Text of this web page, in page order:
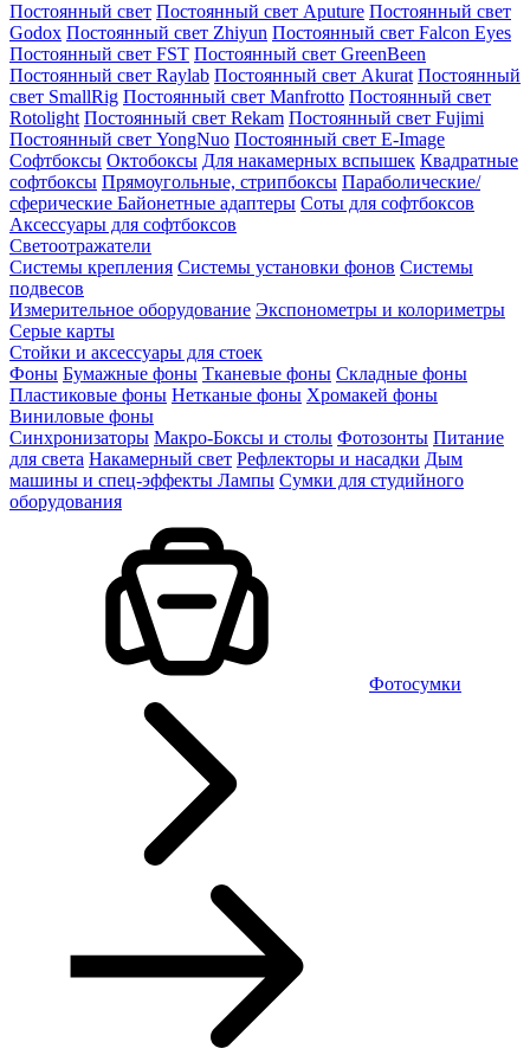
Постоянный свет Постоянный свет Aputure Постоянный свет
Godox Постоянный свет Zhiyun Постоянный свет Falcon Eyes
Постоянный свет FST Постоянный свет GreenBeen
Постоянный свет Raylab Постоянный свет Akurat Постоянный
свет SmallRig Постоянный свет Manfrotto Постоянный свет
Rotolight Постоянный свет Rekam Постоянный свет Fujimi
Постоянный свет YongNuo Постоянный свет E-Image
Софтбоксы Октобоксы Для накамерных вспышек Квадратные
софтбоксы Прямоугольные, стрипбоксы Параболические/
сферические Байонетныe адаптеры Соты для софтбоксов
Аксессуары для софтбоксов
Светоотражатели
Системы крепления Системы установки фонов Системы
подвесов
Измерительное оборудование Экспонометры и колориметры
Серые карты
Стойки и аксессуары для стоек
Фоны Бумажные фоны Тканевые фоны Складные фоны
Пластиковые фоны Нетканые фоны Хромакей фоны
Виниловые фоны
Синхронизаторы Макро-Боксы и столы Фотозонты Питание
для света Накамерный свет Рефлекторы и насадки Дым
машины и спец-эффекты Лампы Сумки для студийного
оборудования
Фотосумки